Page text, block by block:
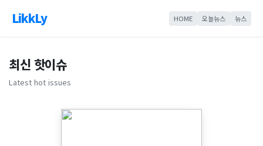
LikkLy HOME 오늘뉴스 뉴스
최신 핫이슈
Latest hot issues